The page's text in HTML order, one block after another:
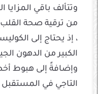
وتتألف باقي المزايا
من ترقية صحة القلب
، إذ يحتاج إلى
الكبير من الدهون
وإضافةً إلى هبوط
التاجي في المستقبل